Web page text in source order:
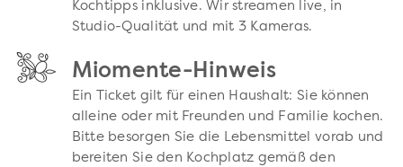
Kochtipps inklusive. Wir streamen live, in
Studio-Qualität und mit 3 Kameras.
Miomente-Hinweis
Ein Ticket gilt für einen Haushalt: Sie können
alleine oder mit Freunden und Familie kochen.
Bitte besorgen Sie die Lebensmittel vorab und
bereiten Sie den Kochplatz gemäß den